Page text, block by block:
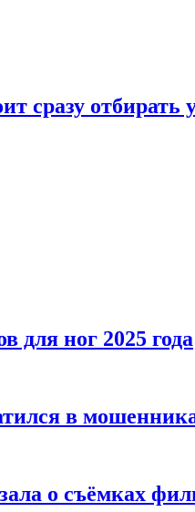
сразу
для ног 2025 года
в
о съёмках